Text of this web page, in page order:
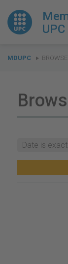
UPC
You
MDUPC
Date is